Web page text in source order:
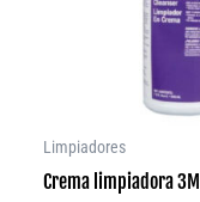
Limpiadores
Crema limpiadora 3M